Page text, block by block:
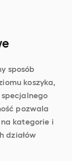
sposób
koszyka,
pozwala
kategorie i
działów